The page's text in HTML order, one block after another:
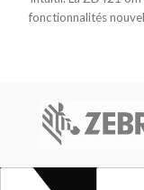
fonctionnalités